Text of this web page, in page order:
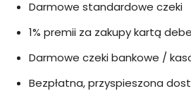
Darmowe standardowe czeki
1% premii za zakupy kartą
Darmowe czeki bankowe /
Bezpłatna, przyspieszona